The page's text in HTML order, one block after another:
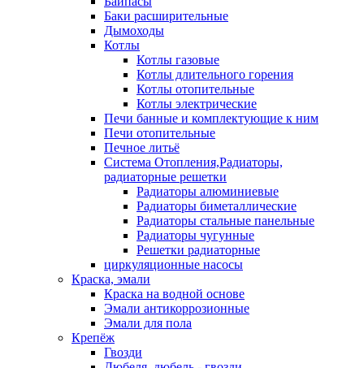
Баки расширительные
Дымоходы
Котлы
Котлы газовые
Котлы длительного горения
Котлы отопительные
Котлы электрические
Печи банные и комплектующие к ним
Печи отопительные
Печное литьё
Система Отопления,Радиаторы,
радиаторные решетки
Радиаторы алюминиевые
Радиаторы биметаллические
Радиаторы стальные панельные
Радиаторы чугунные
Решетки радиаторные
циркуляционные насосы
Краска, эмали
Краска на водной основе
Эмали антикоррозионные
Эмали для пола
Крепёж
Гвозди